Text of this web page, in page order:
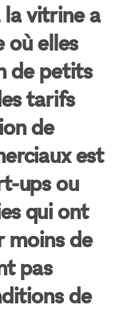
vitrine a
où elles
de petits
tarifs
de
est
ups ou
qui ont
moins de
pas
de